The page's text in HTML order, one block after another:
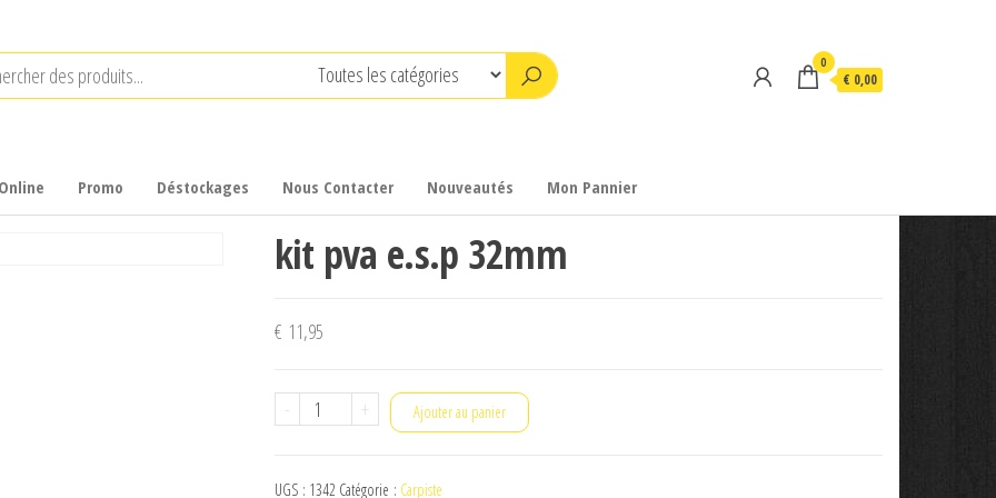
0
€ 0,00
Promo Déstockages Nous Contacter Nouveautés Mon Pannier
kit pva e.s.p 32mm
€ 11,95
-
quantité
+ Ajouter au panier
UGS : 1342 Catégorie : Carpiste